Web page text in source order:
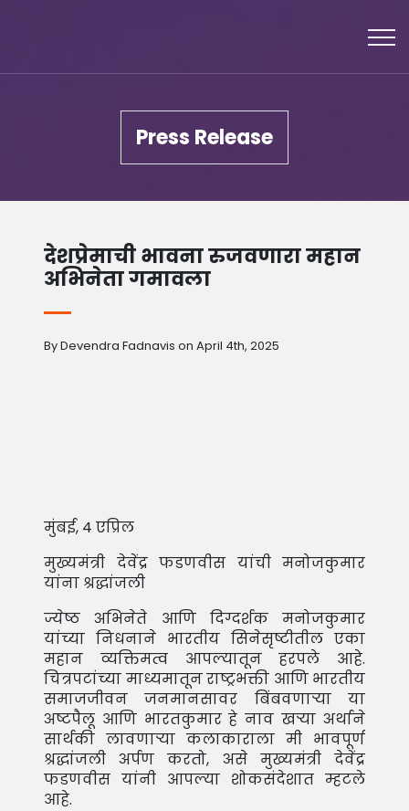
Press Release
देशप्रेमाची भावना रुजवणारा महान
अभिनेता गमावला
By Devendra Fadnavis on April 4th, 2025
मुंबई, 4 एप्रिल
मुख्यमंत्री देवेंद्र फडणवीस यांची मनोजकुमार
यांना श्रद्धांजली
ज्येष्ठ अभिनेते आणि दिग्दर्शक मनोजकुमार
यांच्या निधनाने भारतीय सिनेसृष्टीतील एका
महान व्यक्तिमत्व आपल्यातून हरपले आहे.
चित्रपटांच्या माध्यमातून राष्ट्रभक्ती आणि भारतीय
समाजजीवन जनमानसावर बिंबवणाऱ्या या
अष्टपैलू आणि भारतकुमार हे नाव खऱ्या अर्थाने
सार्थकी लावणाऱ्या कलाकाराला मी भावपूर्ण
श्रद्धांजली अर्पण करतो, असे मुख्यमंत्री देवेंद्र
फडणवीस यांनी आपल्या शोकसंदेशात म्हटले
आहे.